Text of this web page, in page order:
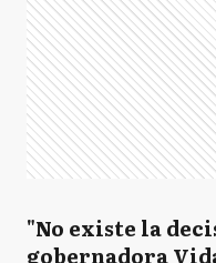
"No existe la
gobernadora